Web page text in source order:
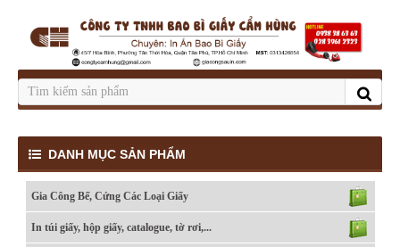
DANH MỤC SẢN PHẨM
Gia Công Bế, Cứng Các Loại Giấy
In túi giấy, hộp giấy, catalogue, tờ rơi,...